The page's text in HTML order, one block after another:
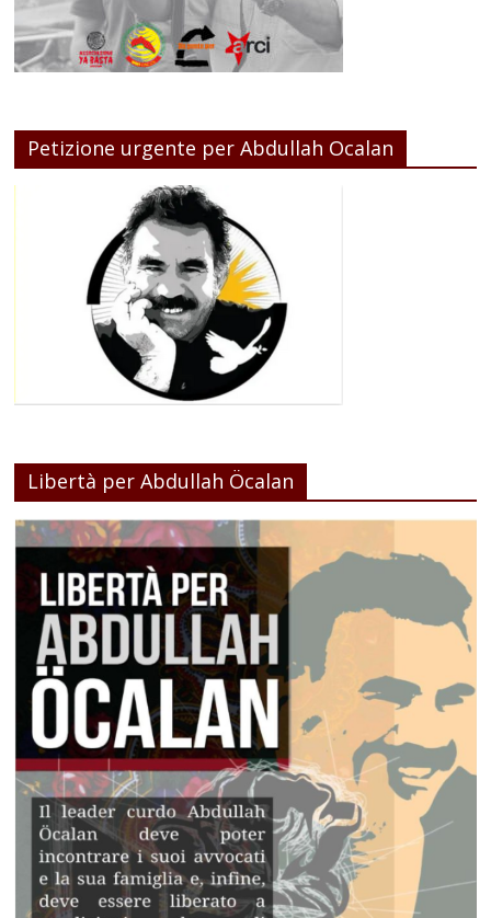
Petizione urgente per Abdullah Ocalan
Libertà per Abdullah Öcalan